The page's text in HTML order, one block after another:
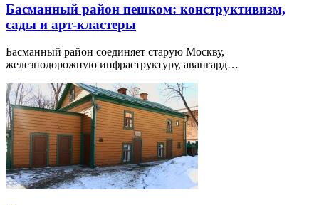
Басманный район пешком: конструктивизм,
сады и арт-кластеры
Басманный район соединяет старую Москву,
железнодорожную инфраструктуру, авангард…